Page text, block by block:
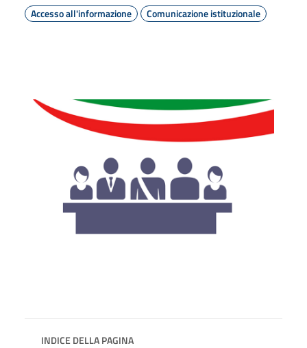
Accesso all'informazione
Comunicazione istituzionale
INDICE DELLA PAGINA